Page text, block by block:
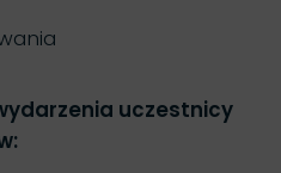
uczestnicy